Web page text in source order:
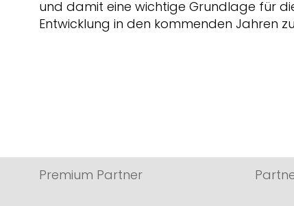
und damit eine wichtige Grundlage für
Entwicklung in den kommenden Jahren
Premium Partner